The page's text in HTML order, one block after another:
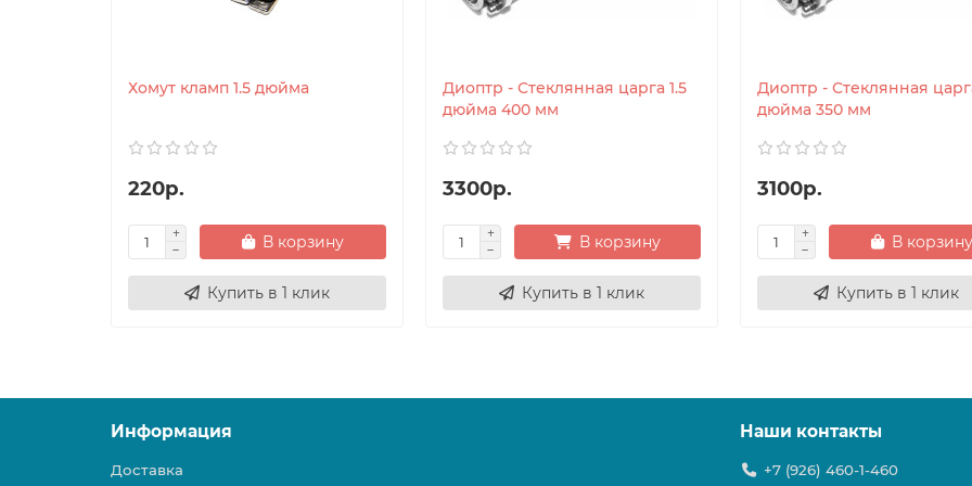
Хомут кламп 1.5 дюйма
220р.
В корзину
Купить в 1 клик
Диоптр - Стеклянная царга 1.5
дюйма 400 мм
3300р.
В корзину
Купить в 1 клик
Диоптр - Стеклянная
дюйма 350 мм
3100р.
В корзину
Купить в 1 клик
Информация
Доставка
Наши контакты
+7 (926) 460-1-460